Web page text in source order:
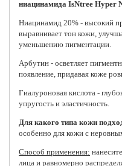
ниацинамида IsNtree Hyper
Ниацинамид 20% - высокий
выравнивает тон кожи,
уменьшению пигментации.
Арбутин - осветляет
появление, придавая коже
Гиалуроновая кислота -
упругость и эластичность.
Для какого типа кожи
особенно для кожи с
Способ применения:
лица и равномерно